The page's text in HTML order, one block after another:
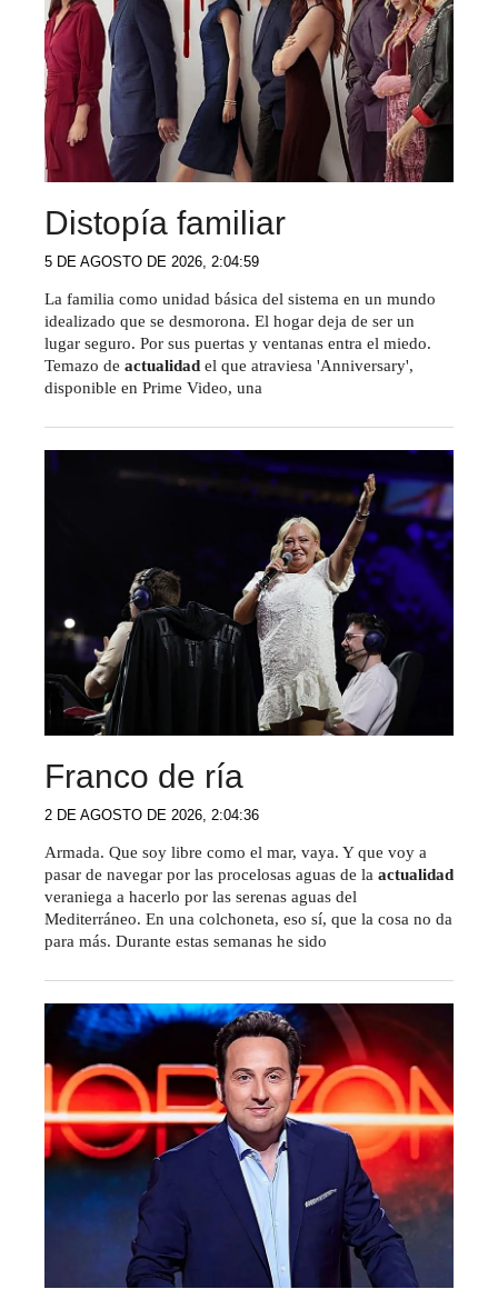
Distopía familiar
5 DE AGOSTO DE 2026, 2:04:59
La familia como unidad básica del sistema en un mundo
idealizado que se desmorona. El hogar deja de ser un
lugar seguro. Por sus puertas y ventanas entra el miedo.
Temazo de actualidad el que atraviesa 'Anniversary',
disponible en Prime Video, una
Franco de ría
2 DE AGOSTO DE 2026, 2:04:36
Armada. Que soy libre como el mar, vaya. Y que voy a
pasar de navegar por las procelosas aguas de la actualidad
veraniega a hacerlo por las serenas aguas del
Mediterráneo. En una colchoneta, eso sí, que la cosa no da
para más. Durante estas semanas he sido